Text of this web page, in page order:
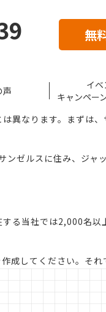
無
声
イベ
キャンペー
異なります。まずは
ゼルスに住み、ジャ
る当社では2,000名以
成してください。そ